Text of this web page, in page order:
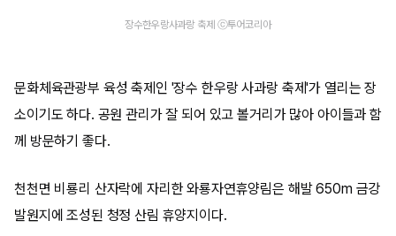
장수한우랑사과랑 축제 ⓒ투어코리아
문화체육관광부 육성 축제인 '장수 한우랑 사과랑 축제'가 열리는 장
소이기도 하다. 공원 관리가 잘 되어 있고 볼거리가 많아 아이들과 함
께 방문하기 좋다.
천천면 비룡리 산자락에 자리한 와룡자연휴양림은 해발 650m 금강
발원지에 조성된 청정 산림 휴양지이다.